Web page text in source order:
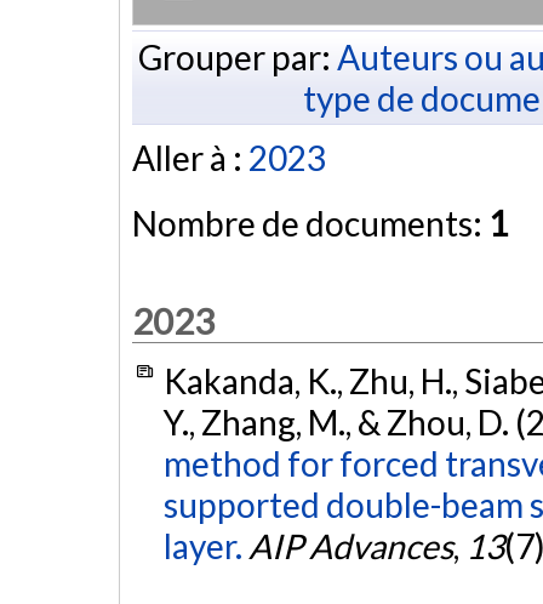
Grouper par: Auteurs ou
type de
Aller à : 2023
Nombre de documents: 1
2023
Kakanda, K., Zhu, H.,
Y., Zhang, M., & Zhou, D.
method for forced
supported double-beam
layer. AIP Advances, 13